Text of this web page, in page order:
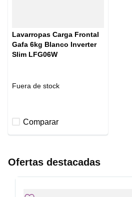
Lavarropas Carga Frontal
Gafa 6kg Blanco Inverter
Slim LFG06W
Fuera de stock
Comparar
Ofertas destacadas